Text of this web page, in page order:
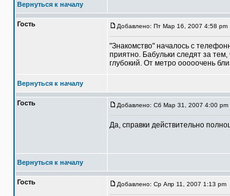
Вернуться к началу
Гость Добавлено: Пт Мар 16, 2007 4:58 pm
"Знакомство" началось с
приятно. Бабульки следят за
глубокий. От метро ооооочень
Вернуться к началу
Гость Добавлено: Сб Мар 31, 2007 4:00 pm
Да, справки действительно
Вернуться к началу
Гость Добавлено: Ср Апр 11, 2007 1:13 pm